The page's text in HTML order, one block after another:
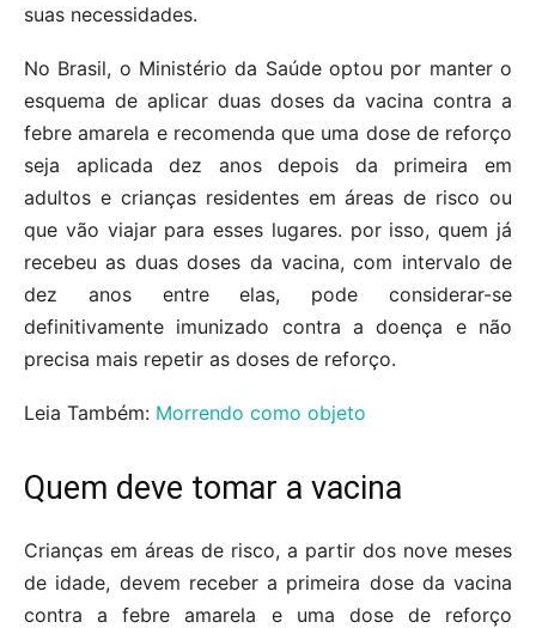
suas necessidades.
No Brasil, o Ministério da Saúde optou por manter o
esquema de aplicar duas doses da vacina contra a
febre amarela e recomenda que uma dose de reforço
seja aplicada dez anos depois da primeira em
adultos e crianças residentes em áreas de risco ou
que vão viajar para esses lugares. por isso, quem já
recebeu as duas doses da vacina, com intervalo de
dez anos entre elas, pode considerar-se
definitivamente imunizado contra a doença e não
precisa mais repetir as doses de reforço.
Leia Também: Morrendo como objeto
Quem deve tomar a vacina
Crianças em áreas de risco, a partir dos nove meses
de idade, devem receber a primeira dose da vacina
contra a febre amarela e uma dose de reforço